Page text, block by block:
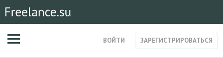
ВОЙТИ ЗАРЕГИСТРИРОВАТЬСЯ